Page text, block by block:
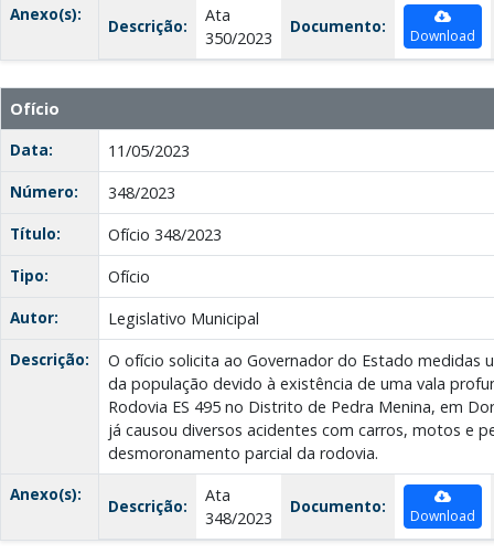
Anexo(s):
Descrição:
Ata
350/2023
Documento: Download
Ofício
Data:
11/05/2023
Número:
348/2023
Título:
Ofício 348/2023
Tipo:
Ofício
Autor:
Legislativo Municipal
Descrição:
O ofício solicita ao Governador do Estado medidas
da população devido à existência de uma vala
Rodovia ES 495 no Distrito de Pedra Menina, em
já causou diversos acidentes com carros, motos e
desmoronamento parcial da rodovia.
Anexo(s):
Descrição:
Ata
348/2023
Documento: Download